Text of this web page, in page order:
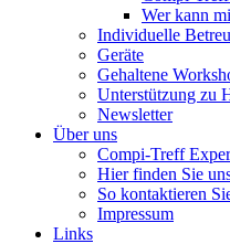
Wer kann
Individuelle
Geräte
Gehaltene
Unterstützung zu
Newsletter
Über uns
Compi-Treff
Hier finden Sie
So kontaktieren
Impressum
Links